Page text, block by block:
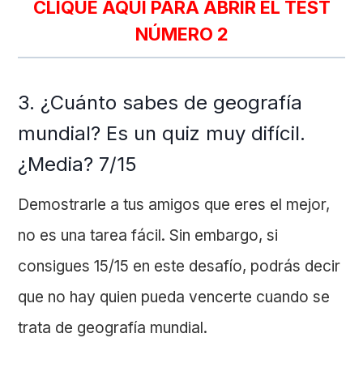
CLIQUE AQUÍ PARA ABRIR EL TEST
NÚMERO 2
3. ¿Cuánto sabes de geografía
mundial? Es un quiz muy difícil.
¿Media? 7/15
Demostrarle a tus amigos que eres el mejor,
no es una tarea fácil. Sin embargo, si
consigues 15/15 en este desafío, podrás decir
que no hay quien pueda vencerte cuando se
trata de geografía mundial.